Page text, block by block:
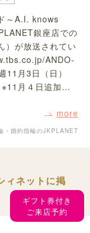
～A.I. knows
銀座店での
）が放送されてい
ANDO-
月3日（日）
月４日追加…
more
・婚約指輪のJKPLANET
ィネットに掲
ギフト券付き
ご来店予約